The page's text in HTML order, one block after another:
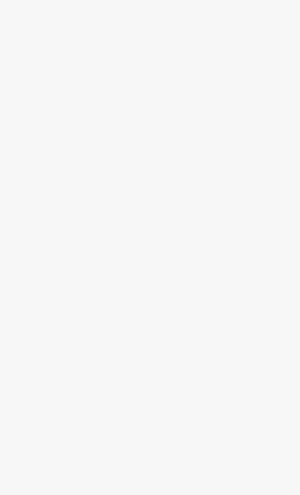
af lejede varer: kr. 400,-